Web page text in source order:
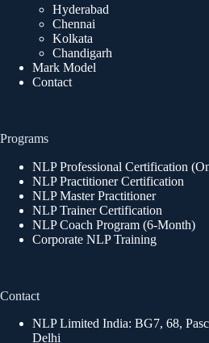
Hyderabad
Chennai
Kolkata
Chandigarh
Mark Model
Contact
Programs
NLP Professional Certification
NLP Practitioner Certification
NLP Master Practitioner
NLP Trainer Certification
NLP Coach Program (6-Month)
Corporate NLP Training
Contact
NLP Limited India: BG7, 68,
Delhi